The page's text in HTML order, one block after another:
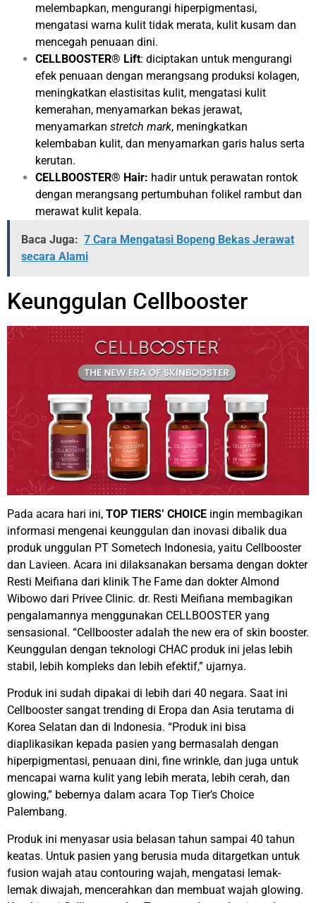
melembapkan, mengurangi hiperpigmentasi,
mengatasi warna kulit tidak merata, kulit kusam dan
mencegah penuaan dini.
CELLBOOSTER® Lift: diciptakan untuk mengurangi
efek penuaan dengan merangsang produksi kolagen,
meningkatkan elastisitas kulit, mengatasi kulit
kemerahan, menyamarkan bekas jerawat,
menyamarkan stretch mark, meningkatkan
kelembaban kulit, dan menyamarkan garis halus serta
kerutan.
CELLBOOSTER® Hair: hadir untuk perawatan rontok
dengan merangsang pertumbuhan folikel rambut dan
merawat kulit kepala.
Baca Juga: 7 Cara Mengatasi Bopeng Bekas Jerawat
secara Alami
Keunggulan Cellbooster
Pada acara hari ini, TOP TIERS’ CHOICE ingin membagikan
informasi mengenai keunggulan dan inovasi dibalik dua
produk unggulan PT Sometech Indonesia, yaitu Cellbooster
dan Lavieen. Acara ini dilaksanakan bersama dengan dokter
Resti Meifiana dari klinik The Fame dan dokter Almond
Wibowo dari Privee Clinic. dr. Resti Meifiana membagikan
pengalamannya menggunakan CELLBOOSTER yang
sensasional. “Cellbooster adalah the new era of skin booster.
Keunggulan dengan teknologi CHAC produk ini jelas lebih
stabil, lebih kompleks dan lebih efektif,” ujarnya.
Produk ini sudah dipakai di lebih dari 40 negara. Saat ini
Cellbooster sangat trending di Eropa dan Asia terutama di
Korea Selatan dan di Indonesia. “Produk ini bisa
diaplikasikan kepada pasien yang bermasalah dengan
hiperpigmentasi, penuaan dini, fine wrinkle, dan juga untuk
mencapai warna kulit yang lebih merata, lebih cerah, dan
glowing,” bebernya dalam acara Top Tier’s Choice
Palembang.
Produk ini menyasar usia belasan tahun sampai 40 tahun
keatas. Untuk pasien yang berusia muda ditargetkan untuk
fusion wajah atau contouring wajah, mengatasi lemak-
lemak diwajah, mencerahkan dan membuat wajah glowing.